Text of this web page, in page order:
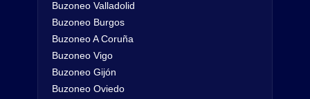
Buzoneo Valladolid
Buzoneo Burgos
Buzoneo A Coruña
Buzoneo Vigo
Buzoneo Gijón
Buzoneo Oviedo